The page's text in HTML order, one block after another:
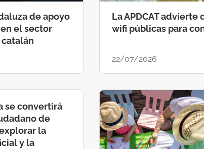
de apoyo
el sector
La APDCAT
wifi públicas para
22/07/2026
se convertirá
de
la
y la